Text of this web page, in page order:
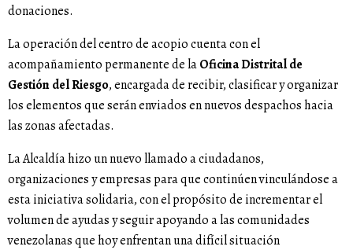
donaciones.
La operación del centro de acopio cuenta con el
acompañamiento permanente de laOficina Distrital de
Gestión del Riesgo, encargada de recibir, clasificar y organizar
los elementos que serán enviados en nuevos despachos hacia
las zonas afectadas.
La Alcaldía hizo un nuevo llamado a ciudadanos,
organizaciones y empresas para que continúen vinculándose a
esta iniciativa solidaria, con el propósito de incrementar el
volumen de ayudas y seguir apoyando a las comunidades
venezolanas que hoy enfrentan una difícil situación